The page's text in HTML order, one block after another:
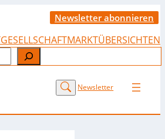
Newsletter abonnieren
GESELLSCHAFTMARKTÜBERSICHTEN
Newsletter